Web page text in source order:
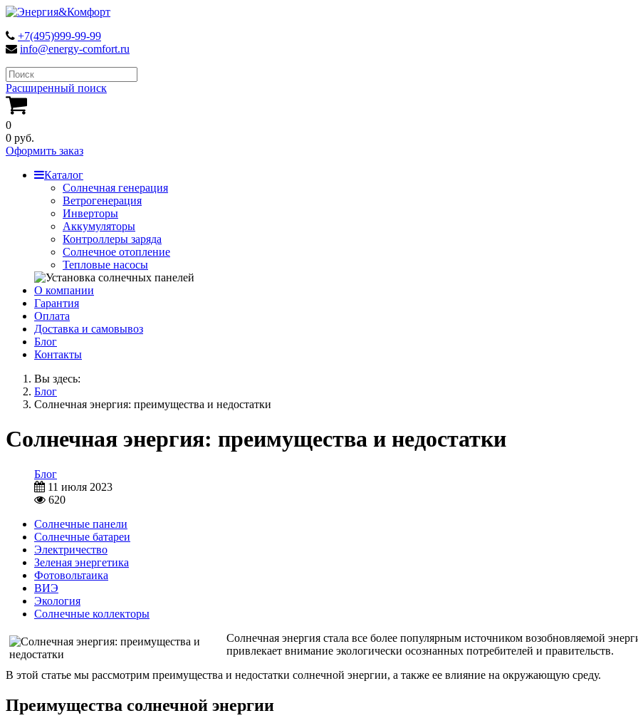
+7(495)999-99-99
info@energy-comfort.ru
Расширенный поиск
0
0 руб.
Оформить заказ
Каталог
Солнечная генерация
Ветрогенерация
Инверторы
Аккумуляторы
Контроллеры заряда
Солнечное отопление
Тепловые насосы
О компании
Гарантия
Оплата
Доставка и самовывоз
Блог
Контакты
Вы здесь:
Блог
Солнечная энергия: преимущества и недостатки
Солнечная энергия: преимущества и недостатки
Блог
11 июля 2023
620
Солнечные панели
Солнечные батареи
Электричество
Зеленая энергетика
Фотовольтаика
ВИЭ
Экология
Солнечные коллекторы
Солнечная энергия стала все более популярным источником возобновляемой
привлекает внимание экологически осознанных потребителей и правительств.
В этой статье мы рассмотрим преимущества и недостатки солнечной энергии, а также ее влияние на окружающую среду.
Преимущества солнечной энергии